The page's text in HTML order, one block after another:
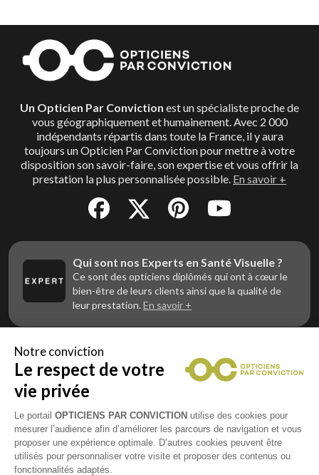
Un Opticien Par Conviction est un spécialiste proche de
vous géographiquement et humainement. Avec 2 000
indépendants répartis dans toute la France, il y aura
toujours un Opticien Par Conviction pour mettre à votre
disposition son savoir-faire, son expertise et vous offrir la
prestation la plus personnalisée possible. En savoir +
Qui sont nos Experts en Santé Visuelle ?
Ce sont des opticiens diplômés qui ont à cœur le
bien-être de leurs clients ainsi que la qualité de
leur prestation. En savoir +
Vous êtes un professionnel de la vue et
vous souhaitez nous rejoindre ?
Contactez Alliance Optic, la centrale d’achats et
d’accompagnement des opticiens indépendants
Notre conviction
Le respect de votre
vie privée
Le portail OPTICIENS PAR CONVICTION utilise des cookies pour
mesurer l’audience afin d’améliorer les parcours de navigation et vous
proposer une expérience optimale. D’autres cookies peuvent être
utilisés pour personnaliser votre visite et proposer des contenus ou
fonctionnalités adaptés.